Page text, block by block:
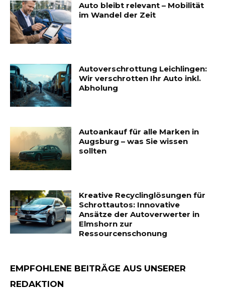
Auto bleibt relevant – Mobilität
im Wandel der Zeit
Autoverschrottung Leichlingen:
Wir verschrotten Ihr Auto inkl.
Abholung
Autoankauf für alle Marken in
Augsburg – was Sie wissen
sollten
Kreative Recyclinglösungen für
Schrottautos: Innovative
Ansätze der Autoverwerter in
Elmshorn zur
Ressourcenschonung
EMPFOHLENE BEITRÄGE AUS UNSERER
REDAKTION